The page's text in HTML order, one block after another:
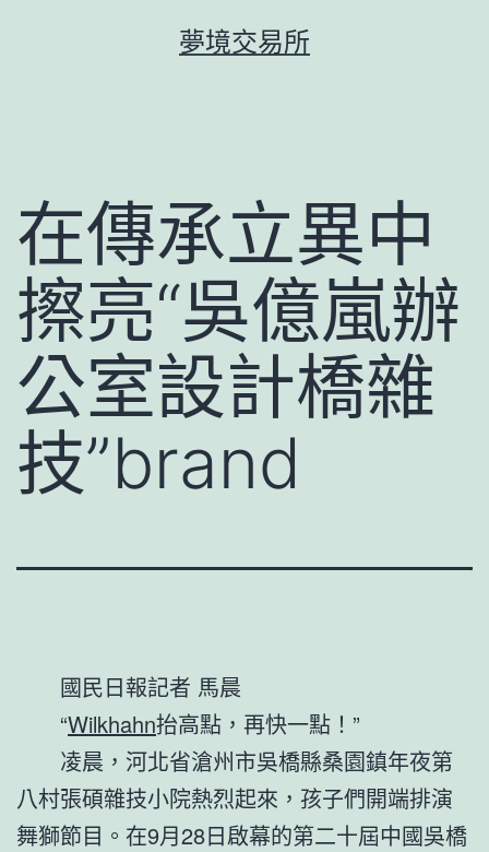
夢境交易所
在傳承立異中
擦亮“吳億嵐辦
公室設計橋雜
技”brand
國民日報記者 馬晨
“Wilkhahn抬高點，再快一點！”
凌晨，河北省滄州市吳橋縣桑園鎮年夜第
八村張碩雜技小院熱烈起來，孩子們開端排演
舞獅節目。在9月28日啟幕的第二十屆中國吳橋